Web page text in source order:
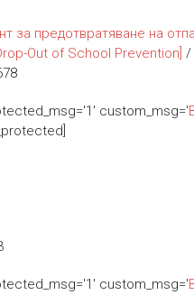
за предотвратяване на
Out of School Prevention] /
custom_msg='
custom_msg='